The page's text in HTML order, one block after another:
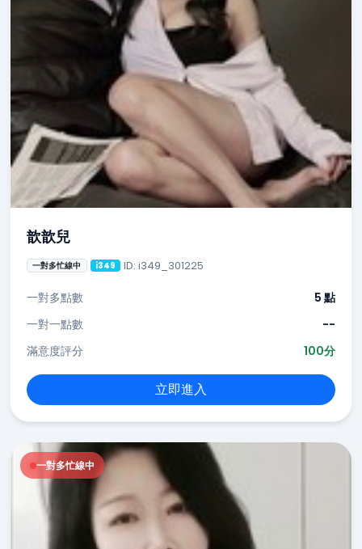
歆歆兒
一對多忙線中 i349 ID: i349_301225
一對多點數
5 點
一對一點數
--
滿意度評分
100分
立即進入
一對多忙線中